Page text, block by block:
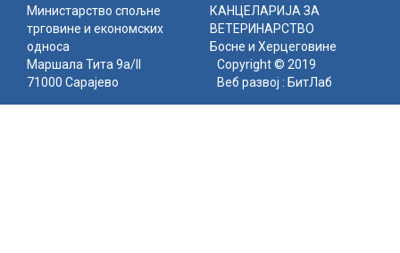
Министарство спољне
трговине и економских
односа
КАНЦЕЛАРИЈА ЗА
ВЕТЕРИНАРСТВО
Босне и Херцеговине
Маршала Тита 9а/II
71000 Сарајево
Copyright © 2019
Веб развој : БитЛаб